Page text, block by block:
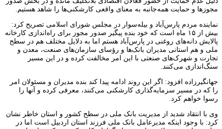
مجوزها و حمایت همه‌جانبه به معنای واقعی کارشکنی‌ها را شاهد هستیم.
نماینده مردم پارس‌آباد و بیله‌سوار در مجلس شورای اسلامی تصریح کرد:
بیش از ۱۵ ماه است که خود بنده پیگیر صدور مجوز برای راه‌اندازی کارخانه
پالایش دانه‌های روغنی در پارس‌آباد هستم اما به دلایل مختلف هم در سطح
ملی و هم استانی مدیران بانک‌ها و رؤسای سازمان‌های صنعت، معدن و
تجارت و شهرک‌های صنعتی با این امر مخالفت کرده و در این مسیر
سنگ‌اندازی می‌کنند.
جهانگیرزاده افزود: اگر این روند ادامه پیدا کند بنده مدیران و مسئولان امر
را که در مسیر سرمایه‌گذاری کارشکنی می‌کنند، معرفی کرده و آنها را
رسوا خواهم کرد.
وی با انتقاد شدید از مدیریت بانک ملی در سطح کشور و استان خاطر نشان
کرد: با وجود اینکه مدیرعامل بانک ملی فرزند استان اردبیل است اما در